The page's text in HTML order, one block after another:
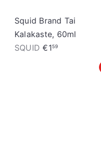
Squid Brand Tai
Kalakaste, 60ml
SQUID€159